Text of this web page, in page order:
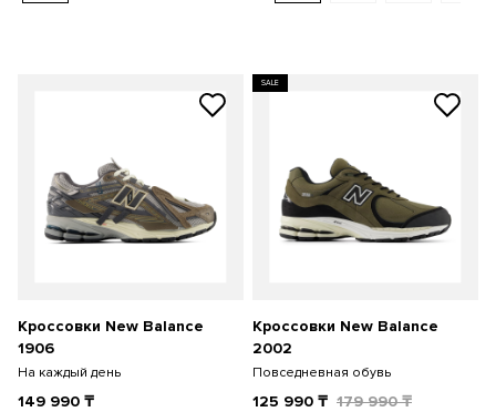
Кроссовки New Balance
1906
На каждый день
149 990 ₸
SALE
Кроссовки New Balance
2002
Повседневная обувь
125 990 ₸ 179 990₸